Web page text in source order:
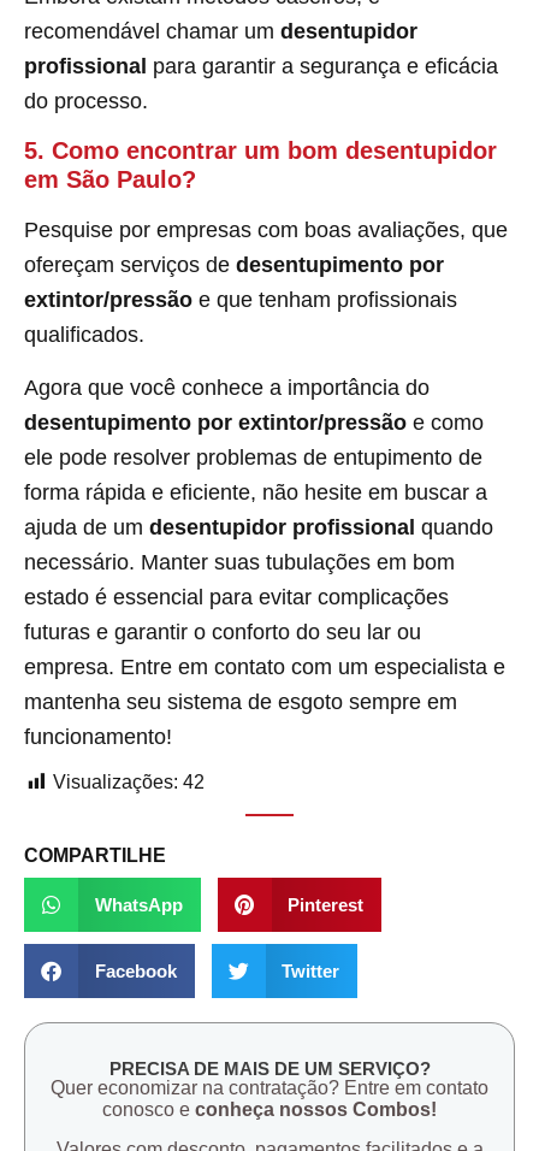
recomendável chamar um desentupidor
profissional para garantir a segurança e eficácia
do processo.
5. Como encontrar um bom desentupidor
em São Paulo?
Pesquise por empresas com boas avaliações, que
ofereçam serviços de desentupimento por
extintor/pressão e que tenham profissionais
qualificados.
Agora que você conhece a importância do
desentupimento por extintor/pressão e como
ele pode resolver problemas de entupimento de
forma rápida e eficiente, não hesite em buscar a
ajuda de um desentupidor profissional quando
necessário. Manter suas tubulações em bom
estado é essencial para evitar complicações
futuras e garantir o conforto do seu lar ou
empresa. Entre em contato com um especialista e
mantenha seu sistema de esgoto sempre em
funcionamento!
Visualizações: 42
COMPARTILHE
WhatsApp Pinterest
Facebook Twitter
PRECISA DE MAIS DE UM SERVIÇO?
Quer economizar na contratação? Entre em contato
conosco e conheça nossos Combos!